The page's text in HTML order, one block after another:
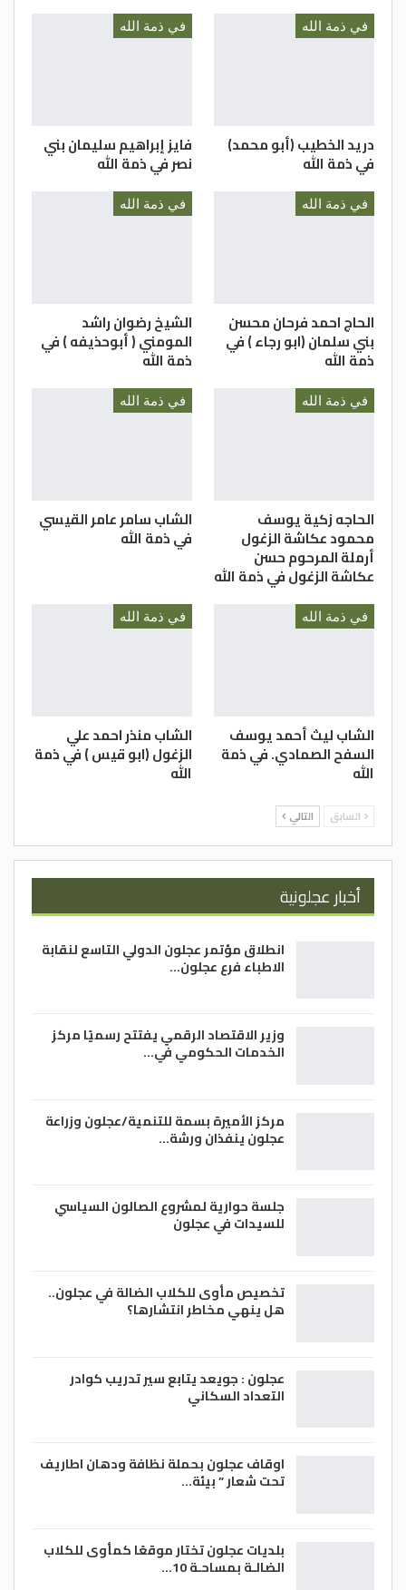
في ذمة الله
دريد الخطيب (أبو محمد)
في ذمة الله
في ذمة الله
فايز إبراهيم سليمان بني
نصر في ذمة الله
في ذمة الله
الحاج احمد فرحان محسن
بني سلمان (ابو رجاء ) في
ذمة الله
في ذمة الله
الشيخ رضوان راشد
المومني ( أبوحذيفه ) في
ذمة الله
في ذمة الله
الحاجه زكية يوسف
محمود عكاشة الزغول
أرملة المرحوم حسن
عكاشة الزغول في ذمة الله
في ذمة الله
الشاب سامر عامر القيسي
في ذمة الله
في ذمة الله
الشاب ليث أحمد يوسف
السفح الصمادي. في ذمة
الله
في ذمة الله
الشاب منذر احمد علي
الزغول (ابو قيس ) في ذمة
الله
السابق التالي
أخبار عجلونية
انطلاق مؤتمر عجلون الدولي التاسع لنقابة
الاطباء فرع عجلون…
وزير الاقتصاد الرقمي يفتتح رسميًا مركز
الخدمات الحكومي في…
مركز الأميرة بسمة للتنمية/عجلون وزراعة
عجلون ينفذان ورشة…
جلسة حوارية لمشروع الصالون السياسي
للسيدات في عجلون
تخصيص مأوى للكلاب الضالة في عجلون..
هل ينهي مخاطر انتشارها؟
عجلون : جويعد يتابع سير تدريب كوادر
التعداد السكاني
اوقاف عجلون بحملة نظافة ودهان اطاريف
تحت شعار ” بيئة…
بلديات عجلون تختار موقعًا كمأوى للكلاب
الضالـة بمساحـة 10…